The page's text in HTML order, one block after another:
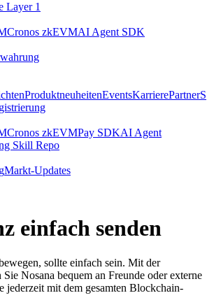
Layer 1
Cronos zkEVMAI Agent SDK
ProduktneuheitenEventsKarrierePartnerS
Cronos zkEVMPay SDKAI Agent
Skill Repo
Markt-Updates
einfach senden
sollte einfach sein. Mit der
Nosana bequem an Freunde oder externe
jederzeit mit dem gesamten Blockchain-